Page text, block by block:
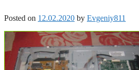
Posted on 12.02.2020 by Evgeniy811